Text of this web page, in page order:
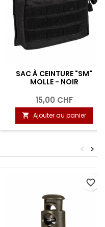
SAC À CEINTURE "SM"
MOLLE - NOIR
15,00 CHF
 Ajouter au panier
>
<
favorite_border